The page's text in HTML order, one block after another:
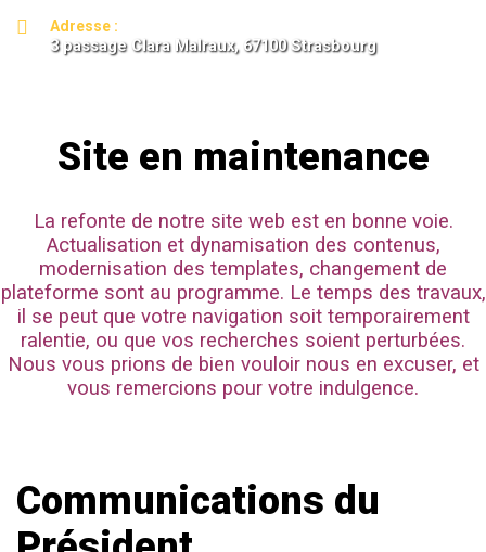
Adresse :
3 passage Clara Malraux, 67100 Strasbourg
Site en maintenance
La refonte de notre site web est en bonne voie.
Actualisation et dynamisation des contenus,
modernisation des templates, changement de
plateforme sont au programme. Le temps des travaux,
il se peut que votre navigation soit temporairement
ralentie, ou que vos recherches soient perturbées.
Nous vous prions de bien vouloir nous en excuser, et
vous remercions pour votre indulgence.
Communications du